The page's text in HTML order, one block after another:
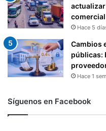
comercial
Hace 5
Cambios
públicas:
Hace 1
Síguenos en Facebook